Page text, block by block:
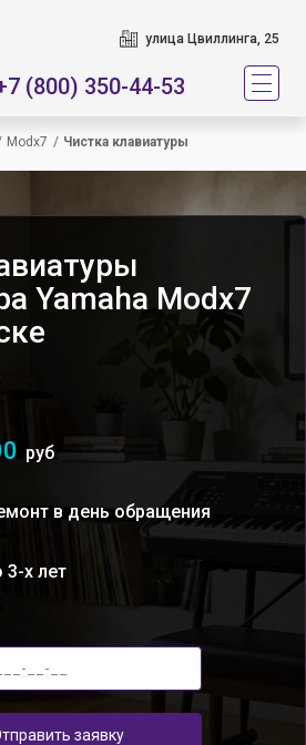
улица Цвиллинга, 25
(800) 350-44-53
Modx7 / Чистка клавиатуры
Yamaha Modx7
руб
в день обращения
3-х лет
заявку